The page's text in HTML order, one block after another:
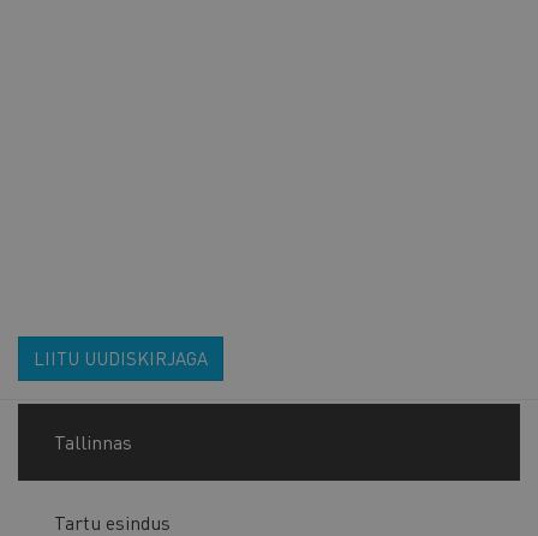
LIITU UUDISKIRJAGA
Tallinnas
Tartu esindus